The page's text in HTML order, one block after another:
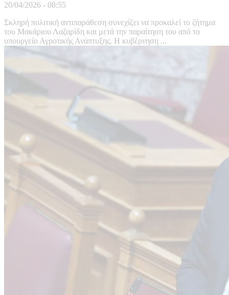
20/04/2026 - 08:55
Σκληρή πολιτική αντιπαράθεση συνεχίζει να προκαλεί το ζήτημα
του Μακάριου Λαζαρίδη και μετά την παραίτηση του από το
υπουργείο Αγροτικής Ανάπτυξης. Η κυβέρνηση ...